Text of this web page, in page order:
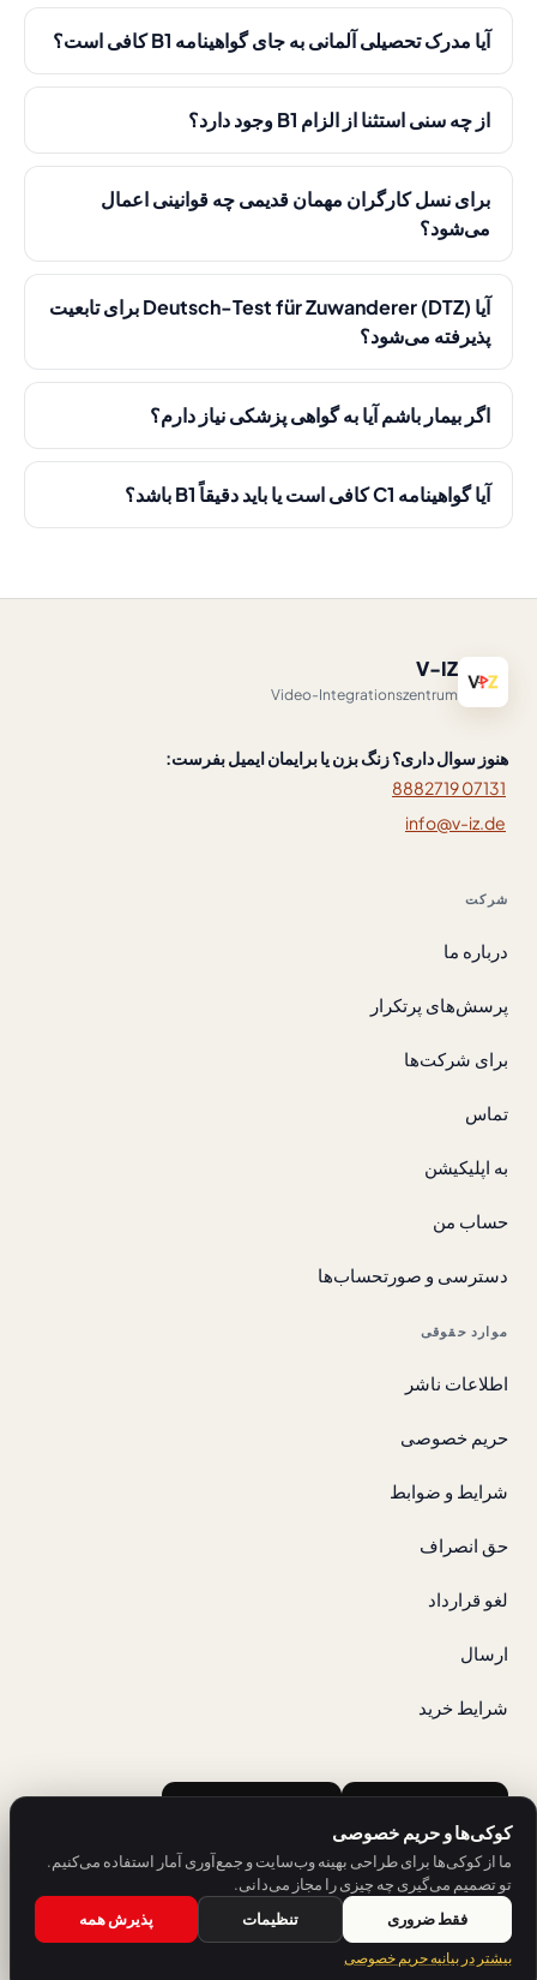
آیا مدرک تحصیلی آلمانی به جای گواهینامه B1 کافی است؟
از چه سنی استثنا از الزام B1 وجود دارد؟
برای نسل کارگران مهمان قدیمی چه قوانینی اعمال
می‌شود؟
آیا Deutsch-Test für Zuwanderer (DTZ) برای تابعیت
پذیرفته می‌شود؟
اگر بیمار باشم آیا به گواهی پزشکی نیاز دارم؟
آیا گواهینامه C1 کافی است یا باید دقیقاً B1 باشد؟
V-IZ
Video-Integrationszentrum
هنوز سوال داری؟ زنگ بزن یا برایمان ایمیل بفرست:
07131 8882719
info@v-iz.de
شرکت
درباره ما
پرسش‌های پرتکرار
برای شرکت‌ها
تماس
به اپلیکیشن
حساب من
دسترسی و صورتحساب‌ها
موارد حقوقی
اطلاعات ناشر
حریم خصوصی
شرایط و ضوابط
حق انصراف
لغو قرارداد
ارسال
شرایط خرید
خدمتی از SH Sprachschule Heilbronn.
© 2026 V-IZ
کوکی‌ها و حریم خصوصی
ما از کوکی‌ها برای طراحی بهینه وب‌سایت و جمع‌آوری آمار استفاده می‌کنیم.
تو تصمیم می‌گیری چه چیزی را مجاز می‌دانی.
فقط ضروری
تنظیمات پذیرش همه
بیشتر در بیانیه حریم خصوصی